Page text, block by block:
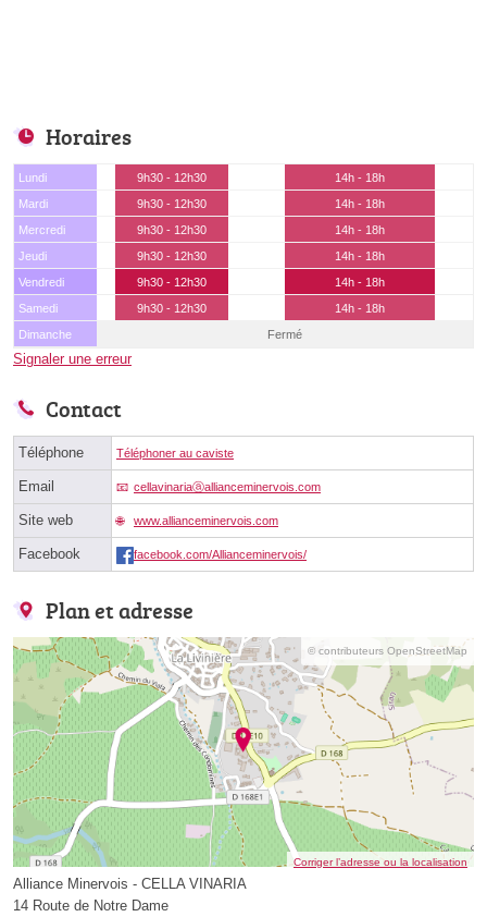
Horaires
Lundi 9h30 - 12h30
14h - 18h
Mardi
9h30 - 12h30
14h - 18h
Mercredi
9h30 - 12h30
14h - 18h
Jeudi
9h30 - 12h30
14h - 18h
Vendredi
9h30 - 12h30
14h - 18h
Samedi
9h30 - 12h30
14h - 18h
Dimanche
Fermé
Signaler une erreur
Contact
Téléphone Téléphoner au caviste
Email cellavinariaⓐallianceminervois.com
Site web www.allianceminervois.com
Facebook facebook.com/Allianceminervois/
Plan et adresse
© contributeurs OpenStreetMap
Corriger l’adresse ou la localisation
Alliance Minervois - CELLA VINARIA
14 Route de Notre Dame